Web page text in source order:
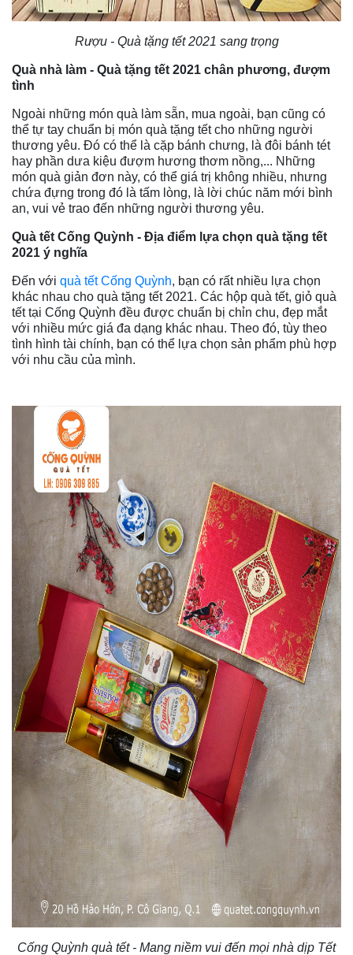
Rượu - Quà tặng tết 2021 sang trọng
Quà nhà làm - Quà tặng tết 2021 chân phương, đượm
tình
Ngoài những món quà làm sẵn, mua ngoài, bạn cũng có
thể tự tay chuẩn bị món quà tặng tết cho những người
thương yêu. Đó có thể là cặp bánh chưng, là đôi bánh tét
hay phần dưa kiệu đượm hương thơm nồng,... Những
món quà giản đơn này, có thể giá trị không nhiều, nhưng
chứa đựng trong đó là tấm lòng, là lời chúc năm mới bình
an, vui vẻ trao đến những người thương yêu.
Quà tết Cống Quỳnh - Địa điểm lựa chọn quà tặng tết
2021 ý nghĩa
Đến với quà tết Cống Quỳnh, bạn có rất nhiều lựa chọn
khác nhau cho quà tặng tết 2021. Các hộp quà tết, giỏ quà
tết tại Cống Quỳnh đều được chuẩn bị chỉn chu, đẹp mắt
với nhiều mức giá đa dạng khác nhau. Theo đó, tùy theo
tình hình tài chính, bạn có thể lựa chọn sản phẩm phù hợp
với nhu cầu của mình.
Cống Quỳnh quà tết - Mang niềm vui đến mọi nhà dịp Tết